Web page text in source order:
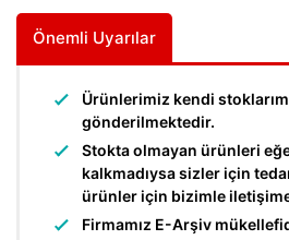
Önemli Uyarılar
Ürünlerimiz kendi
gönderilmektedir.
Stokta olmayan ürünleri
kalkmadıysa sizler için
ürünler için bizimle
Firmamız E-Arşiv